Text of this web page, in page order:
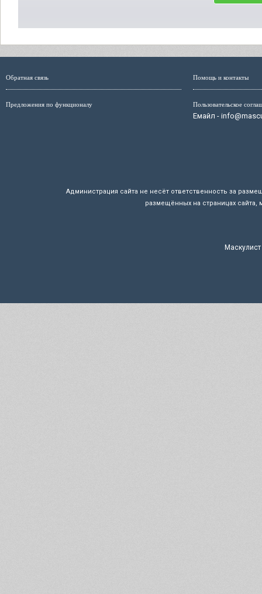
Обратная связь
Предложения по функционалу
Помощь и контакты
Пользовательское
Емайл -
Администрация сайта не несёт ответственность за
размещённых на страницах